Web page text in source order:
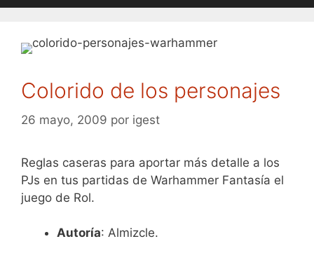
Colorido de los personajes
26 mayo, 2009 por igest
Reglas caseras para aportar más detalle a los
PJs en tus partidas de Warhammer Fantasía el
juego de Rol.
Autoría: Almizcle.